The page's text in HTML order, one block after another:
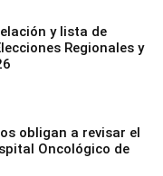
y lista de
Regionales y
obligan a revisar el
Oncológico de